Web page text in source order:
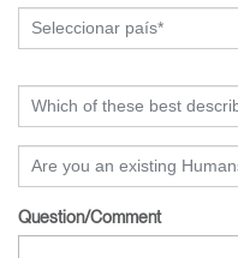
Seleccionar país*
Which of these best
Are you an existing
Question/Comment